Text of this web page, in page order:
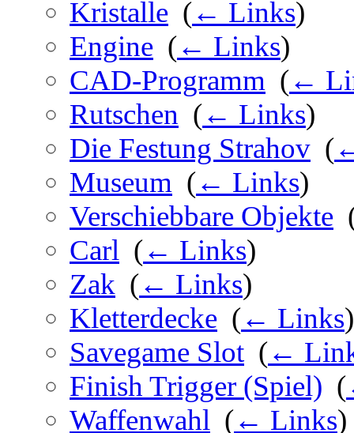
Kristalle (← Links)
Engine (← Links)
CAD-Programm (←
Rutschen (← Links)
Die Festung Strahov (
Museum (← Links)
Verschiebbare Objekte
Carl (← Links)
Zak (← Links)
Kletterdecke (← Links)
Savegame Slot (←
Finish Trigger (Spiel) (
Waffenwahl (← Links)